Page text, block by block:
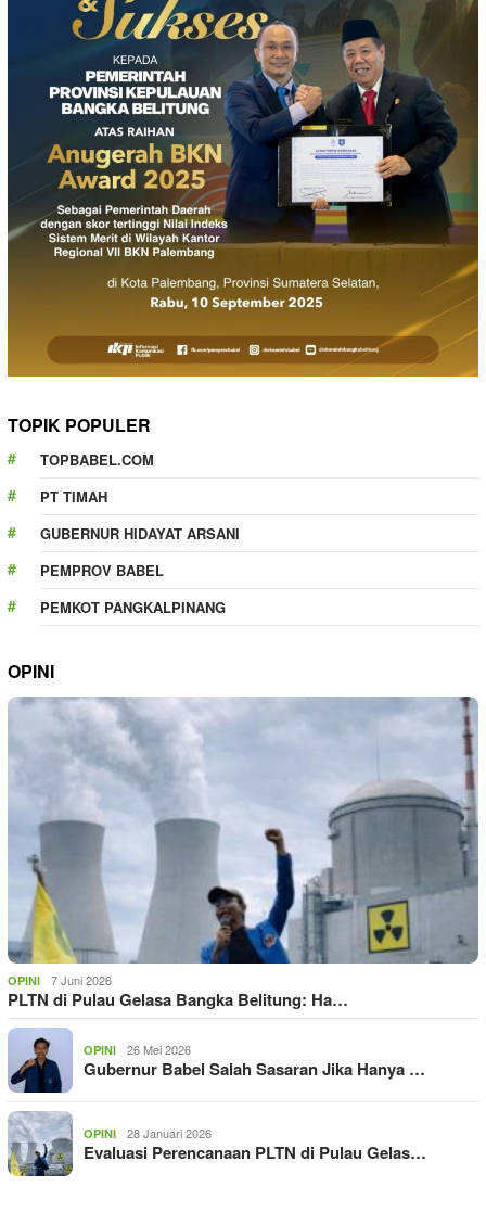
TOPIK POPULER
TOPBABEL.COM
PT TIMAH
GUBERNUR HIDAYAT ARSANI
PEMPROV BABEL
PEMKOT PANGKALPINANG
OPINI
OPINI 7 Juni 2026
PLTN di Pulau Gelasa Bangka Belitung: Ha…
OPINI 26 Mei 2026
Gubernur Babel Salah Sasaran Jika Hanya …
OPINI 28 Januari 2026
Evaluasi Perencanaan PLTN di Pulau Gelas…